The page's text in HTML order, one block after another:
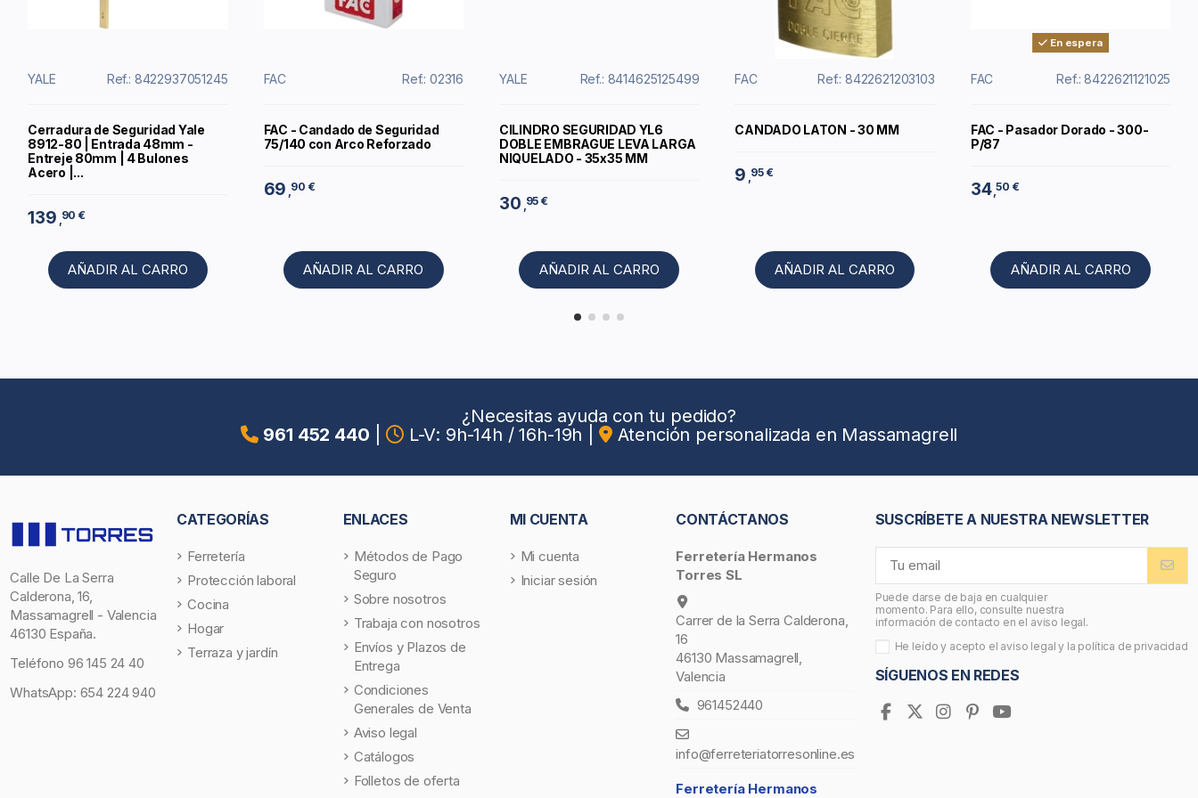
YALE Ref.: 8422937051245
Cerradura de Seguridad Yale
8912-80 | Entrada 48mm -
Entreje 80mm | 4 Bulones
Acero |...
139 ,90 €
AÑADIR AL CARRO
FAC Ref.: 02316
FAC - Candado de Seguridad
75/140 con Arco Reforzado
69 ,90 €
AÑADIR AL CARRO
YALE Ref.: 8414625125499
CILINDRO SEGURIDAD YL6
DOBLE EMBRAGUE LEVA LARGA
NIQUELADO - 35x35 MM
30 ,95 €
AÑADIR AL CARRO
FAC Ref.: 8422621203103
CANDADO LATON - 30 MM
9 ,95 €
AÑADIR AL CARRO
En espera
FAC Ref.: 8422621121025
FAC - Pasador Dorado - 300-
P/87
34,50 €
AÑADIR AL CARRO
¿Necesitas ayuda con tu pedido?
961 452 440
L-V: 9h-14h / 16h-19h Atención personalizada en Massamagrell
Calle De La Serra
Calderona, 16,
Massamagrell - Valencia
46130 España.
Teléfono 96 145 24 40
WhatsApp: 654 224 940
CATEGORÍAS
Ferretería
Protección laboral
Cocina
Hogar
Terraza y jardín
ENLACES
Métodos de Pago
Seguro
Sobre nosotros
Trabaja con nosotros
Envíos y Plazos de
Entrega
Condiciones
Generales de Venta
Aviso legal
Catálogos
Folletos de oferta
MI CUENTA
Mi cuenta
Iniciar sesión
CONTÁCTANOS
Ferretería Hermanos
Torres SL
Carrer de la Serra Calderona,
16
46130 Massamagrell,
Valencia
961452440
info@ferreteriatorresonline.es
Ferretería Hermanos
SUSCRÍBETE A NUESTRA NEWSLETTER
Puede darse de baja en cualquier
momento. Para ello, consulte nuestra
información de contacto en el aviso legal.
He leído y acepto el aviso legal y la política de privacidad
SÍGUENOS EN REDES